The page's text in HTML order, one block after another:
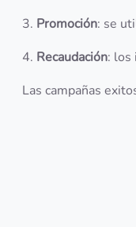
3. Promoción: se
4. Recaudación: los
Las campañas